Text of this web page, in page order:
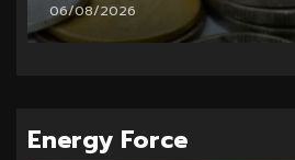
06/08/2026
Energy Force